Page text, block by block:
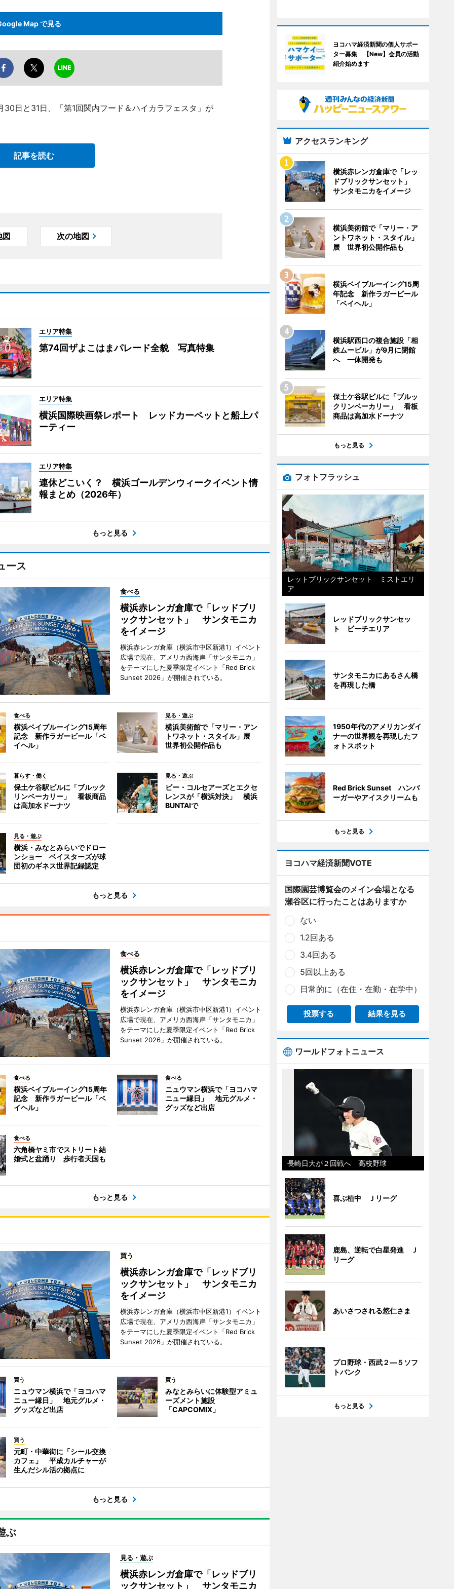
Map で見る
日と31日、「第1回関内フード＆ハイカラフェスタ」が
記事を読む
図 次の地図
エリア特集
第74回ザよこはまパレード全貌 写真特集
エリア特集
横浜国際映画祭レポート レッドカーペットと船上パ
ーティー
エリア特集
連休どこいく？ 横浜ゴールデンウィークイベント情
報まとめ（2026年）
もっと見る
ース
食べる
横浜赤レンガ倉庫で「レッドブリ
ックサンセット」 サンタモニカ
をイメージ
横浜赤レンガ倉庫（横浜市中区新港1）イベント
広場で現在、アメリカ西海岸「サンタモニカ」
をテーマにした夏季限定イベント「Red Brick
Sunset 2026」が開催されている。
食べる
横浜ベイブルーイング15周年
記念 新作ラガービール「ベ
イヘル」
見る・遊ぶ
横浜美術館で「マリー・アン
トワネット・スタイル」展
世界初公開作品も
暮らす・働く
保土ケ谷駅ビルに「ブルック
リンベーカリー」 看板商品
は高加水ドーナツ
見る・遊ぶ
ビー・コルセアーズとエクセ
レンスが「横浜対決」 横浜
BUNTAIで
見る・遊ぶ
横浜・みなとみらいでドロー
ンショー ベイスターズが球
団初のギネス世界記録認定
もっと見る
食べる
横浜赤レンガ倉庫で「レッドブリ
ックサンセット」 サンタモニカ
をイメージ
横浜赤レンガ倉庫（横浜市中区新港1）イベント
広場で現在、アメリカ西海岸「サンタモニカ」
をテーマにした夏季限定イベント「Red Brick
Sunset 2026」が開催されている。
食べる
横浜ベイブルーイング15周年
記念 新作ラガービール「ベ
イヘル」
食べる
ニュウマン横浜で「ヨコハマ
ニュー縁日」 地元グルメ・
グッズなど出店
食べる
六角橋ヤミ市でストリート結
婚式と盆踊り 歩行者天国も
もっと見る
買う
横浜赤レンガ倉庫で「レッドブリ
ックサンセット」 サンタモニカ
をイメージ
横浜赤レンガ倉庫（横浜市中区新港1）イベント
広場で現在、アメリカ西海岸「サンタモニカ」
をテーマにした夏季限定イベント「Red Brick
Sunset 2026」が開催されている。
買う
ニュウマン横浜で「ヨコハマ
ニュー縁日」 地元グルメ・
グッズなど出店
買う
みなとみらいに体験型アミュ
ーズメント施設
「CAPCOMIX」
買う
元町・中華街に「シール交換
カフェ」 平成カルチャーが
生んだシル活の拠点に
もっと見る
ぶ
見る・遊ぶ
横浜赤レンガ倉庫で「レッドブリ
ックサンセット」 サンタモニカ
ヨコハマ経済新聞の個人サポー
ター募集 【New】会員の活動
紹介始めます
アクセスランキング
横浜赤レンガ倉庫で「レッ
ドブリックサンセット」
サンタモニカをイメージ
横浜美術館で「マリー・ア
ントワネット・スタイル」
展 世界初公開作品も
横浜ベイブルーイング15周
年記念 新作ラガービール
「ベイヘル」
横浜駅西口の複合施設「相
鉄ムービル」が9月に閉館
へ 一体開発も
保土ケ谷駅ビルに「ブルッ
クリンベーカリー」 看板
商品は高加水ドーナツ
もっと見る
フォトフラッシュ
レットブリックサンセット ミストエリ
ア
レッドブリックサンセッ
ト ビーチエリア
サンタモニカにあるさん橋
を再現した橋
1950年代のアメリカンダイ
ナーの世界観を再現したフ
ォトスポット
Red Brick Sunset ハンバ
ーガーやアイスクリームも
もっと見る
ヨコハマ経済新聞VOTE
国際園芸博覧会のメイン会場となる
瀬谷区に行ったことはありますか
ない
1.2回ある
3.4回ある
5回以上ある
日常的に（在住・在勤・在学中）
投票する 結果を見る
ワールドフォトニュース
長崎日大が２回戦へ 高校野球
喜ぶ植中 Ｊリーグ
鹿島、逆転で白星発進 Ｊ
リーグ
あいさつされる悠仁さま
プロ野球・西武２―５ソフ
トバンク
もっと見る